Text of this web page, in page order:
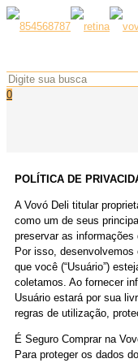
0
POLÍTICA DE
A Vovó Deli titular
como um de seus
preservar as informações
Por isso, desenvolvemos
que você (“Usuário”)
coletamos. Ao fornecer
Usuário estará por sua
regras de utilização,
É Seguro Comprar na
Para proteger os dados